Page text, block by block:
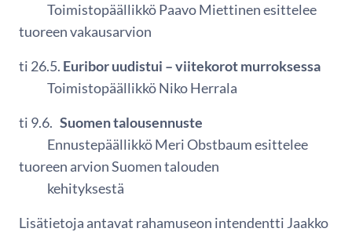
Toimistopäällikkö Paavo Miettinen esittelee
tuoreen vakausarvion
ti 26.5. Euribor uudistui – viitekorot murroksessa
Toimistopäällikkö Niko Herrala
ti 9.6. Suomen talousennuste
Ennustepäällikkö Meri Obstbaum esittelee
tuoreen arvion Suomen talouden
kehityksestä
Lisätietoja antavat rahamuseon intendentti Jaakko